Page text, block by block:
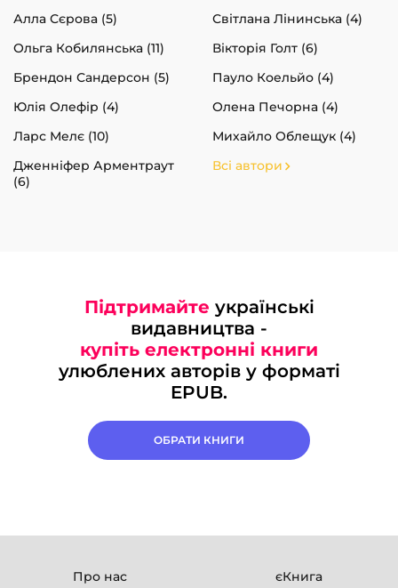
Алла Сєрова (5)
Світлана Лінинська (4)
Ольга Кобилянська (11)
Вікторія Голт (6)
Брендон Сандерсон (5)
Пауло Коельйо (4)
Юлія Олефір (4)
Олена Печорна (4)
Ларс Мелє (10)
Михайло Облещук (4)
Дженніфер Арментраут
(6)
Всі автори
Підтримайте українські
видавництва -
купіть електронні книги
улюблених авторів у форматі
EPUB.
ОБРАТИ КНИГИ
Про нас єКнига